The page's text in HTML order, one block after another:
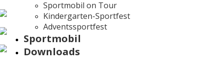
Sportmobil on Tour
Kindergarten-Sportfest
Adventssportfest
Sportmobil
Downloads